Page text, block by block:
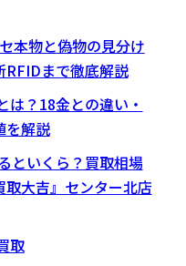
本物と偽物の見分け
まで徹底解説
は？18金との違い・
を解説
といくら？買取相場
大吉』センター北店
取